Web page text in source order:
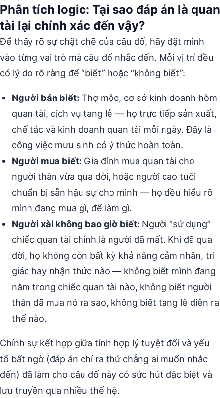
Phân tích logic: Tại sao đáp án là quan
tài lại chính xác đến vậy?
Để thấy rõ sự chặt chẽ của câu đố, hãy đặt mình
vào từng vai trò mà câu đố nhắc đến. Mỗi vị trí đều
có lý do rõ ràng để “biết” hoặc “không biết”:
Người bán biết: Thợ mộc, cơ sở kinh doanh hòm
quan tài, dịch vụ tang lễ — họ trực tiếp sản xuất,
chế tác và kinh doanh quan tài mỗi ngày. Đây là
công việc mưu sinh có ý thức hoàn toàn.
Người mua biết: Gia đình mua quan tài cho
người thân vừa qua đời, hoặc người cao tuổi
chuẩn bị sẵn hậu sự cho mình — họ đều hiểu rõ
mình đang mua gì, để làm gì.
Người xài không bao giờ biết: Người “sử dụng”
chiếc quan tài chính là người đã mất. Khi đã qua
đời, họ không còn bất kỳ khả năng cảm nhận, tri
giác hay nhận thức nào — không biết mình đang
nằm trong chiếc quan tài nào, không biết người
thân đã mua nó ra sao, không biết tang lễ diễn ra
thế nào.
Chính sự kết hợp giữa tính hợp lý tuyệt đối và yếu
tố bất ngờ (đáp án chỉ ra thứ chẳng ai muốn nhắc
đến) đã làm cho câu đố này có sức hút đặc biệt và
lưu truyền qua nhiều thế hệ.